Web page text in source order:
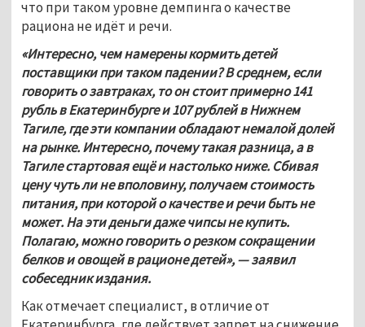
что при таком уровне демпинга о качестве
рациона не идёт и речи.
«Интересно, чем намерены кормить детей
поставщики при таком падении? В среднем, если
говорить о завтраках, то он стоит примерно 141
рубль в Екатеринбурге и 107 рублей в Нижнем
Тагиле, где эти компании обладают немалой долей
на рынке. Интересно, почему такая разница, а в
Тагиле стартовая ещё и настолько ниже. Сбивая
цену чуть ли не вполовину, получаем стоимость
питания, при которой о качестве и речи быть не
может. На эти деньги даже чипсы не купить.
Полагаю, можно говорить о резком сокращении
белков и овощей в рационе детей», — заявил
собеседник издания.
Как отмечает специалист, в отличие от